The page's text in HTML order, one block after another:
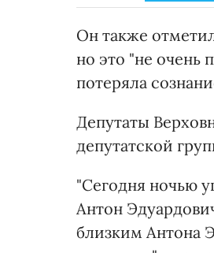
Он также
но это "не очень
потеряла
Депутаты
депутатской
"Сегодня ночью
Антон
близким Антона